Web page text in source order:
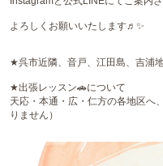
よろしくお願いいたします♬✨
★呉市近隣、音戸、江田島、吉浦
★出張レッスン🚗について
天応・本通・広・仁方の各地区へ
りません）